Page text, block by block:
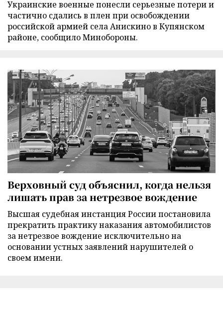
Украинские военные понесли серьезные потери и
частично сдались в плен при освобождении
российской армией села Анискино в Купянском
районе, сообщило Минобороны.
Верховный суд объяснил, когда нельзя
лишать прав за нетрезвое вождение
Высшая судебная инстанция России постановила
прекратить практику наказания автомобилистов
за нетрезвое вождение исключительно на
основании устных заявлений нарушителей о
своем имени.